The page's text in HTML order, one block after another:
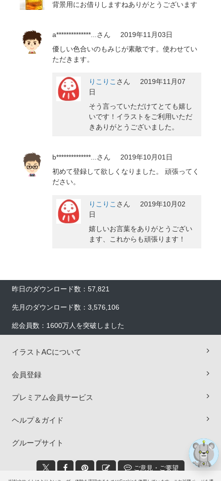
背景用にお借りしますねありがとうございます
a**************...さん
2019年11月03日
優しい色合いのもみじが素敵です。使わせてい
ただきます。
りこりこ さん
2019年11月07
日
そう言っていただけてとても嬉し
いです！イラストをご利用いただ
きありがとうございました。
b**************...さん
2019年10月01日
初めて登録して欲しくなりました。 頑張ってく
ださい。
りこりこ さん
2019年10月02
日
嬉しいお言葉をありがとうござい
ます、これからも頑張ります！
昨日のダウンロード数：57,821
先月のダウンロード数：3,576,106
総会員数：1600万人を突破しました
イラストACについて
会員登録
プレミアム会員サービス
ヘルプ＆ガイド
グループサイト
ご意見・ご要望